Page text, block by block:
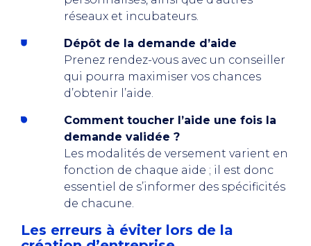
réseaux et incubateurs.
Dépôt de la demande d’aide
Prenez rendez-vous avec un conseiller
qui pourra maximiser vos chances
d’obtenir l’aide.
Comment toucher l’aide une fois la
demande validée ?
Les modalités de versement varient en
fonction de chaque aide ; il est donc
essentiel de s’informer des spécificités
de chacune.
Les erreurs à éviter lors de la